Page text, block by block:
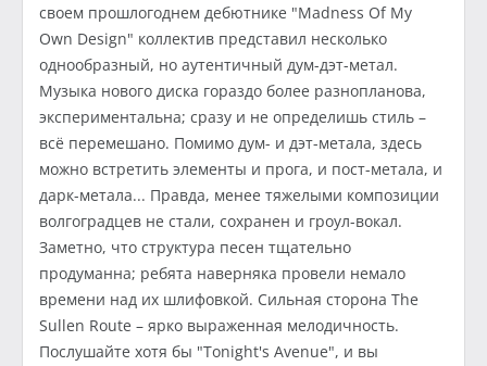
своем прошлогоднем дебютнике "Madness Of My
Own Design" коллектив представил несколько
однообразный, но аутентичный дум-дэт-метал.
Музыка нового диска гораздо более разнопланова,
экспериментальна; сразу и не определишь стиль –
всё перемешано. Помимо дум- и дэт-метала, здесь
можно встретить элементы и прога, и пост-метала, и
дарк-метала... Правда, менее тяжелыми композиции
волгоградцев не стали, сохранен и гроул-вокал.
Заметно, что структура песен тщательно
продуманна; ребята наверняка провели немало
времени над их шлифовкой. Сильная сторона The
Sullen Route – ярко выраженная мелодичность.
Послушайте хотя бы "Tonight's Avenue", и вы